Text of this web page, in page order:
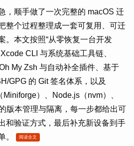
，顺手做了一次完整的 macOS 迁
整个过程整理成一套可复用、可迁
。本文按照“从零恢复一台开发
CLI 与系统基础工具链、
My Zsh 与自动补全插件、基于
GPG 的 Git 签名体系，以及
）、Node.js（nvm）、
版本管理与隔离，每一步都给出可
和验证方式，最后补充新设备到手
。
阅读全文